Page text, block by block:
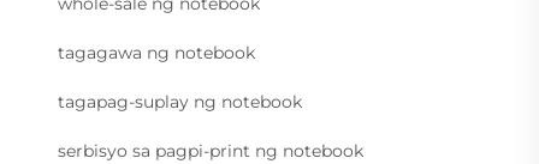
tagagawa ng notebook
tagapag-suplay ng notebook
serbisyo sa pagpi-print ng notebook